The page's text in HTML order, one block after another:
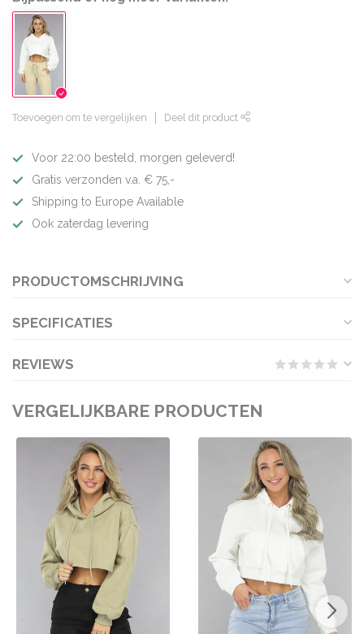
Toevoegen om te vergelijken Deel dit product
Voor 22:00 besteld, morgen geleverd!
Gratis verzonden v.a. € 75,-
Shipping to Europe Available
Ook zaterdag levering
PRODUCTOMSCHRIJVING
SPECIFICATIES
REVIEWS
VERGELIJKBARE PRODUCTEN